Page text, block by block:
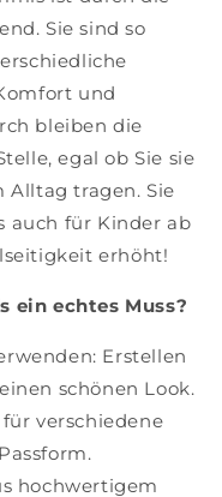
Sie sind so
und
bleiben die
egal ob Sie sie
Alltag tragen. Sie
auch für Kinder ab
erhöht!
ein echtes Muss?
Erstellen
schönen Look.
verschiedene
hochwertigem